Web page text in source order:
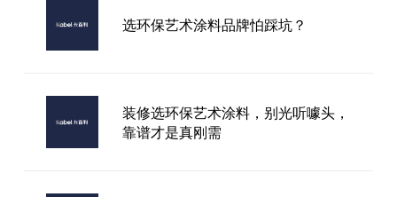
选环保艺术涂料品牌怕踩坑？
装修选环保艺术涂料，别光听噱头，
靠谱才是真刚需